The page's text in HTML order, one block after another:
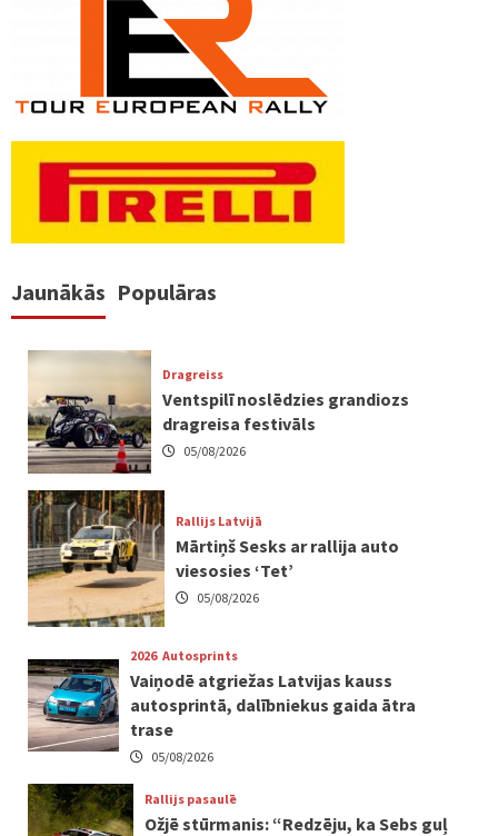
Jaunākās Populāras
Dragreiss
Ventspilī noslēdzies grandiozs
dragreisa festivāls
05/08/2026
Rallijs Latvijā
Mārtiņš Sesks ar rallija auto
viesosies ‘Tet’
05/08/2026
2026 Autosprints
Vaiņodē atgriežas Latvijas kauss
autosprintā, dalībniekus gaida ātra
trase
05/08/2026
Rallijs pasaulē
Ožjē stūrmanis: “Redzēju, ka Sebs guļ